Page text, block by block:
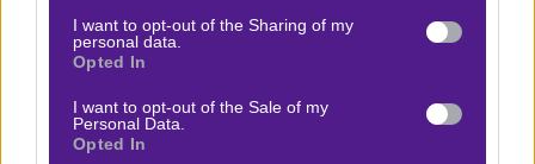
not limited to your visit or usage behaviour. You may click to
grant or deny consent to Google and its third-party tags to
use your data for below specified purposes in below Google
consent section.
I want to opt-out of the Sharing of my
personal data.
Opted In
I want to opt-out of the Sale of my
Personal Data.
Opted In
μπορούσε να επανέλθει στο προσκήνιο, καθώς δεν
υπολογίζεται στη Μαρσέιγ.
Στη μεσαία γραμμή, ο Λούκας Ρομπερτόνε από την
Αλμερία και ο Μάρτιν Παγέρο της Ουντινέζε (που